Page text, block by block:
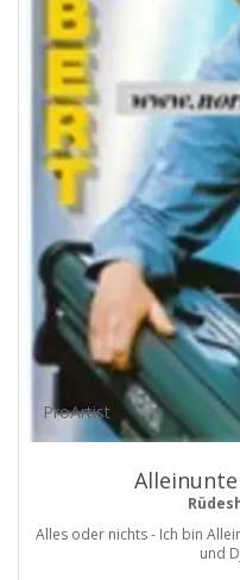
ProArtist
Alles oder nichts - Ich bin
und